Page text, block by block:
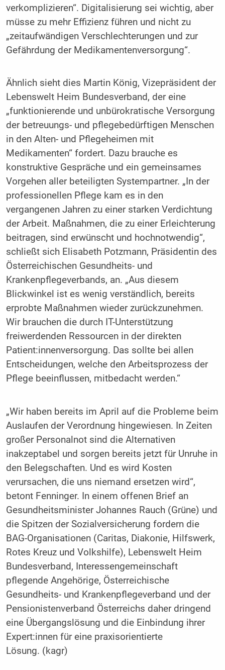
verkomplizieren“. Digitalisierung sei wichtig, aber
müsse zu mehr Effizienz führen und nicht zu
„zeitaufwändigen Verschlechterungen und zur
Gefährdung der Medikamentenversorgung“.
Ähnlich sieht dies Martin König, Vizepräsident der
Lebenswelt Heim Bundesverband, der eine
„funktionierende und unbürokratische Versorgung
der betreuungs- und pflegebedürftigen Menschen
in den Alten- und Pflegeheimen mit
Medikamenten“ fordert. Dazu brauche es
konstruktive Gespräche und ein gemeinsames
Vorgehen aller beteiligten Systempartner. „In der
professionellen Pflege kam es in den
vergangenen Jahren zu einer starken Verdichtung
der Arbeit. Maßnahmen, die zu einer Erleichterung
beitragen, sind erwünscht und hochnotwendig“,
schließt sich Elisabeth Potzmann, Präsidentin des
Österreichischen Gesundheits- und
Krankenpflegeverbands, an. „Aus diesem
Blickwinkel ist es wenig verständlich, bereits
erprobte Maßnahmen wieder zurückzunehmen.
Wir brauchen die durch IT-Unterstützung
freiwerdenden Ressourcen in der direkten
Patient:innenversorgung. Das sollte bei allen
Entscheidungen, welche den Arbeitsprozess der
Pflege beeinflussen, mitbedacht werden.“
„Wir haben bereits im April auf die Probleme beim
Auslaufen der Verordnung hingewiesen. In Zeiten
großer Personalnot sind die Alternativen
inakzeptabel und sorgen bereits jetzt für Unruhe in
den Belegschaften. Und es wird Kosten
verursachen, die uns niemand ersetzen wird“,
betont Fenninger. In einem offenen Brief an
Gesundheitsminister Johannes Rauch (Grüne) und
die Spitzen der Sozialversicherung fordern die
BAG-Organisationen (Caritas, Diakonie, Hilfswerk,
Rotes Kreuz und Volkshilfe), Lebenswelt Heim
Bundesverband, Interessengemeinschaft
pflegende Angehörige, Österreichische
Gesundheits- und Krankenpflegeverband und der
Pensionistenverband Österreichs daher dringend
eine Übergangslösung und die Einbindung ihrer
Expert:innen für eine praxisorientierte
Lösung. (kagr)